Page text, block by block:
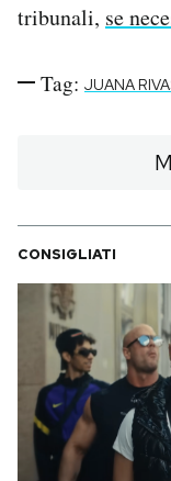
tribunali, se
Tag: JUANA
CONSIGLIATI